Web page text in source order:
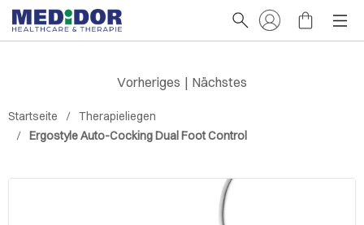
Startseite
Therapieliegen
Ergostyle Auto-Cocking Dual Foot Control
Vorheriges | Nächstes